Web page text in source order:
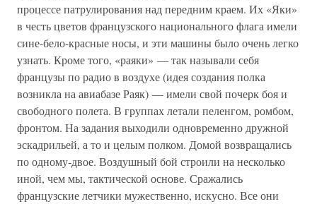
процессе патрулирования над передним краем. Их «Яки»
в честь цветов французского национального флага имели
сине-бело-красные носы, и эти машины было очень легко
узнать. Кроме того, «раяки» — так называли себя
французы по радио в воздухе (идея создания полка
возникла на авиабазе Раяк) — имели свой почерк боя и
свободного полета. В группах летали пеленгом, ромбом,
фронтом. На задания выходили одновременно дружной
эскадрильей, а то и целым полком. Домой возвращались
по одному-двое. Воздушный бой строили на несколько
иной, чем мы, тактической основе. Сражались
французские летчики мужественно, искусно. Все они